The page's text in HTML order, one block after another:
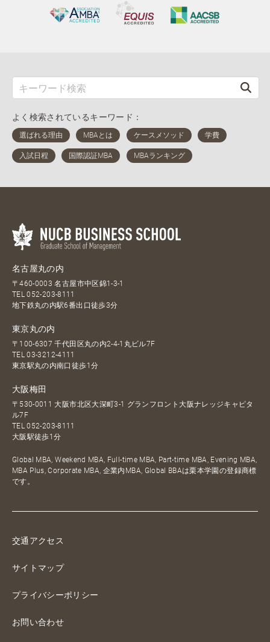
よく検索されているキーワード：
名古屋丸の内
〒460-0003 名古屋市中区錦1-3-1
TEL052-203-8111
地下鉄丸の内駅6番出口徒歩3分
東京丸の内
〒100-6307 千代田区丸の内2-4-1丸ビル7F
TEL03-3212-4111
東京駅丸の内南口徒歩1分
大阪梅田
〒530-0011 大阪市北区大深町3-1 グランフロント大阪ナレッジキャピタ
ル7F
TEL052-203-8111
大阪駅徒歩1分
Global MBA, Weekend MBA, Full-time MBA, Part-time MBA, Evening MBA,
MBA Plus, Corporate MBA, 企業内MBA, Global BBAは栗本学園の登録商標
です。
交通アクセス
サイトマップ
プライバシーポリシー
お問い合わせ